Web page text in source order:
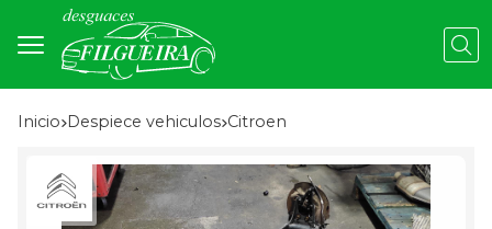
Inicio despiece vehiculos citroen